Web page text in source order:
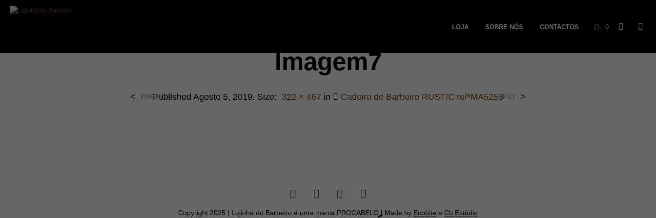
0
LOJA SOBRE NÓS CONTACTOS
Imagem7
Published Agosto 5, 2019. Size: 322 × 467 in Cadeira de Barbeiro RUSTIC refªMA5258
< PREVIOUS NEXT >
Copyright 2025 | Lojinha do Barbeiro é uma marca PROCABELO | Made by Ecobite e Cb Estúdio
C